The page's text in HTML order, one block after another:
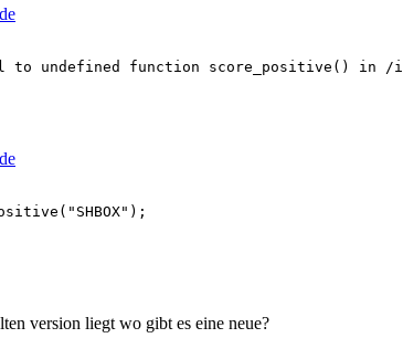
undefined function score_positive() in /is/
version liegt wo gibt es eine neue?